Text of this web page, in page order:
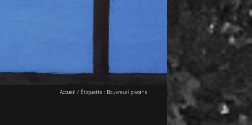
Accueil / Étiquette : Bouvreuil pivoine